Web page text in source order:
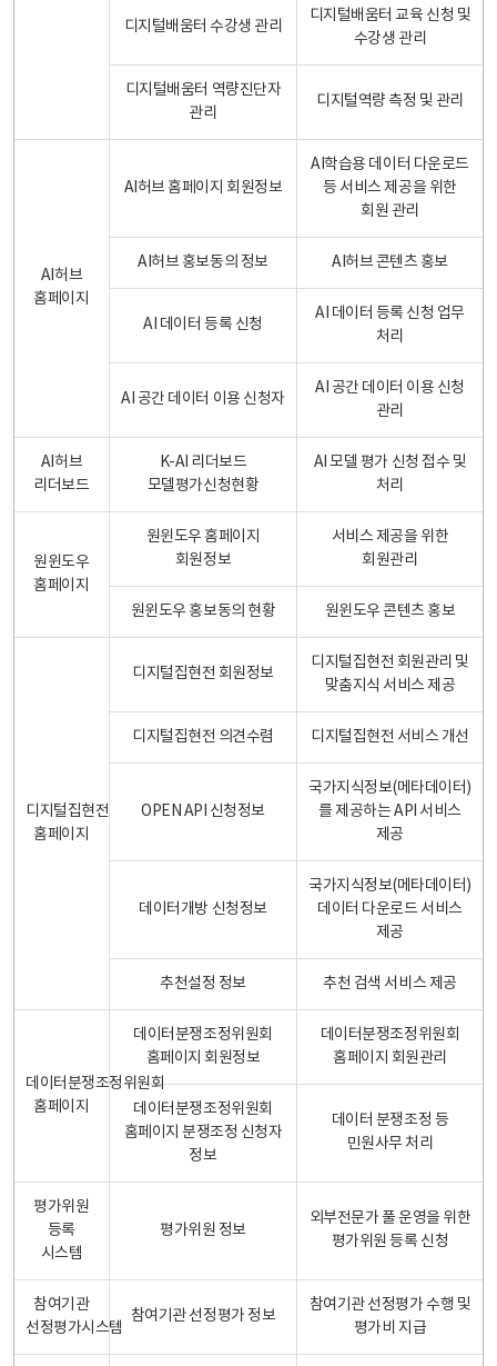
디지털배움터 수강생 관리
디지털배움터 교육 신청 및
수강생 관리
디지털배움터 역량진단자
관리
디지털역량 측정 및 관리
AI허브
홈페이지
AI허브 홈페이지 회원정보
AI학습용 데이터 다운로드
등 서비스 제공을 위한
회원 관리
AI허브 홍보동의 정보 AI허브 콘텐츠 홍보
AI 데이터 등록 신청
AI 데이터 등록 신청 업무
처리
AI 공간 데이터 이용 신청자
AI 공간 데이터 이용 신청
관리
AI허브
리더보드
K-AI 리더보드
모델평가신청현황
AI 모델 평가 신청 접수 및
처리
원윈도우
홈페이지
원윈도우 홈페이지
회원정보
서비스 제공을 위한
회원관리
원윈도우 홍보동의 현황 원윈도우 콘텐츠 홍보
디지털집현전
홈페이지
디지털집현전 회원정보
디지털집현전 회원관리 및
맞춤지식 서비스 제공
디지털집현전 의견수렴 디지털집현전 서비스 개선
OPEN API 신청정보
국가지식정보(메타데이터)
를 제공하는 API 서비스
제공
데이터개방 신청정보
국가지식정보(메타데이터)
데이터 다운로드 서비스
제공
추천설정 정보 추천 검색 서비스 제공
데이터분쟁조정위원회
홈페이지
데이터분쟁조정위원회
홈페이지 회원정보
데이터분쟁조정위원회
홈페이지 회원관리
데이터분쟁조정위원회
홈페이지 분쟁조정 신청자
정보
데이터 분쟁조정 등
민원사무 처리
평가위원
등록
시스템
평가위원 정보
외부전문가 풀 운영을 위한
평가위원 등록 신청
참여기관
선정평가시스템
참여기관 선정평가 정보
참여기관 선정평가 수행 및
평가비 지급